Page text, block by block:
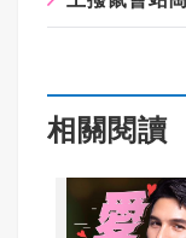
相關閱讀